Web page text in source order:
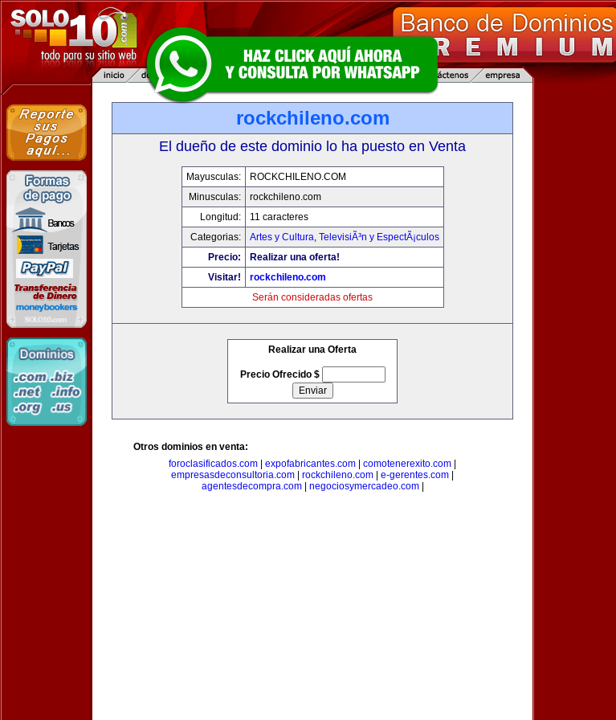
rockchileno.com
El dueño de este dominio lo ha puesto en Venta
Mayusculas:
ROCKCHILENO.COM
Minusculas:
rockchileno.com
Longitud:
11 caracteres
Categorias:
Artes y Cultura, TelevisiÃ³n y EspectÃ¡culos
Precio:
Realizar una oferta!
Visitar!
rockchileno.com
Serán consideradas ofertas
Realizar una Oferta
Precio Ofrecido $
Otros dominios en venta:
foroclasificados.com
expofabricantes.com comotenerexito.com
empresasdeconsultoria.com
rockchileno.com e-gerentes.com
agentesdecompra.com| negociosymercadeo.com|